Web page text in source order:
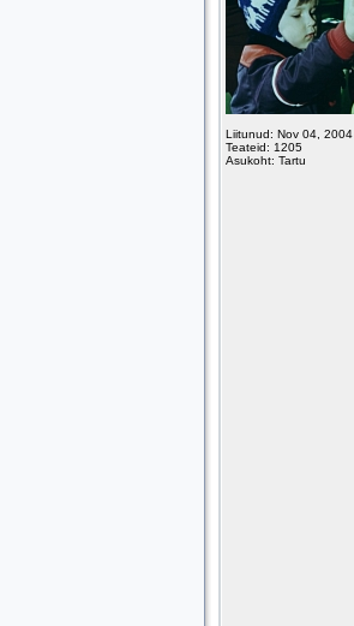
Liitunud: Nov 04, 2004
Teateid: 1205
Asukoht: Tartu